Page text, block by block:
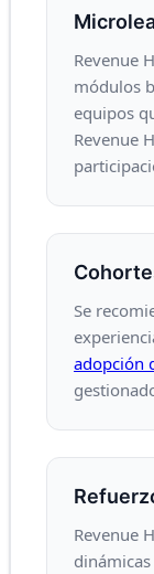
Revenue
módulos
equipos
Revenue
Se
adopción
Revenue